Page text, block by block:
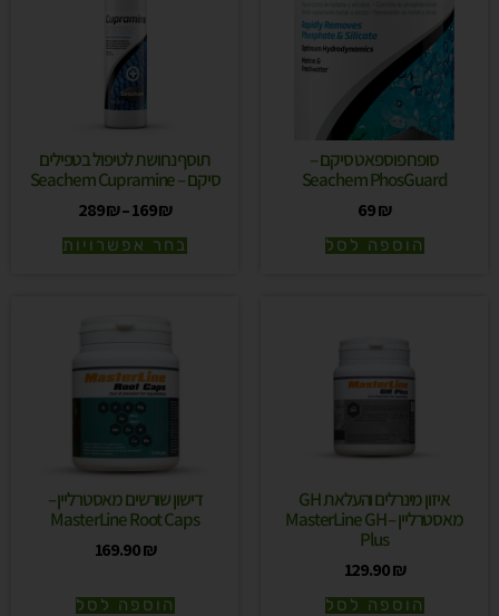
סופח פוספאט סיקם –
Seachem PhosGuard
69₪
הוספה לסל
תוסף נחושת לטיפול בטפילים
סיקם – Seachem Cupramine
169₪
–
289₪
בחר אפשרויות
איזון מינרלים והעלאת GH
מאסטרליין – MasterLine GH
Plus
129.90₪
הוספה לסל
דישון שורשים מאסטרליין –
MasterLine Root Caps
169.90₪
הוספה לסל